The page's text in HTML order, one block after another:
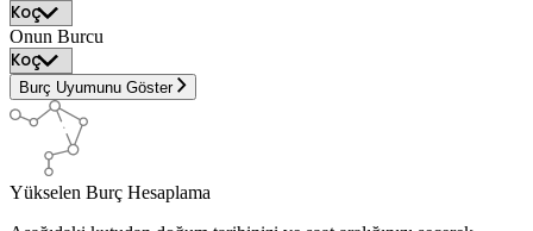
Onun Burcu
Burç Uyumunu Göster
Yükselen Burç Hesaplama